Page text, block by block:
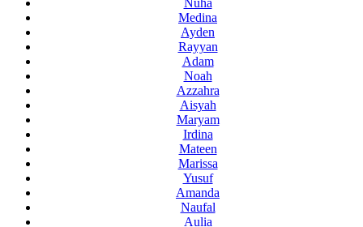
Medina
Ayden
Rayyan
Adam
Noah
Azzahra
Aisyah
Maryam
Irdina
Mateen
Marissa
Yusuf
Amanda
Naufal
Aulia